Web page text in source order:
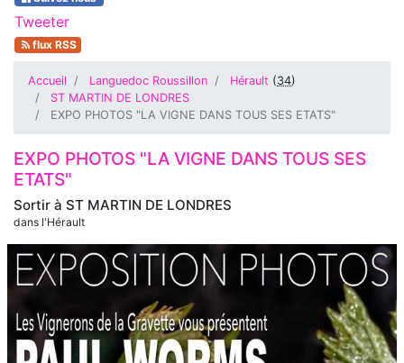
Tweeter
flux RSS
Accueil Languedoc Roussillon Hérault (34)
ST MARTIN DE LONDRES
EXPO PHOTOS "LA VIGNE DANS TOUS SES ETATS"
Sortir à ST MARTIN DE LONDRES
dans l'Hérault
EXPO PHOTOS "LA VIGNE DANS TOUS SES
ETATS"